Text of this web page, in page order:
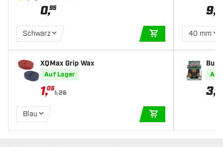
0,95
Schwarz
IN DEN
XQMax Grip Wax
Auf Lager
1,06
1,25
Blau
9,99
40 mm
Auf
3,95